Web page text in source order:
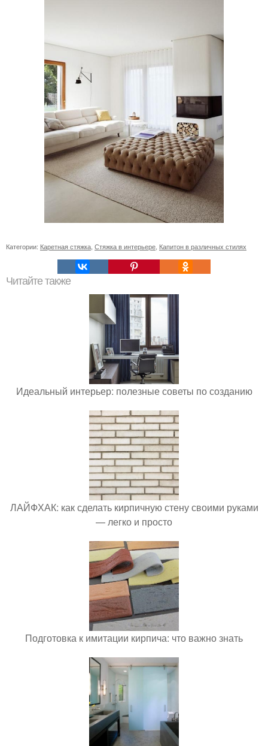
Категории: Каретная стяжка Стяжка в интерьере Капитон в различных стилях
Читайте также
Идеальный интерьер: полезные советы по созданию
ЛАЙФХАК: как сделать кирпичную стену своими руками
— легко и просто
Подготовка к имитации кирпича: что важно знать